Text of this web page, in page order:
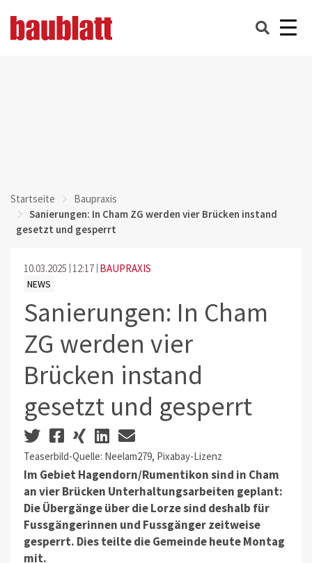
Startseite
Baupraxis
Sanierungen: In Cham ZG werden vier Brücken instand
gesetzt und gesperrt
10.03.2025 12:17 BAUPRAXIS
NEWS
Sanierungen: In Cham
ZG werden vier
Brücken instand
gesetzt und gesperrt
Teaserbild-Quelle: Neelam279, Pixabay-Lizenz
Im Gebiet Hagendorn/Rumentikon sind in Cham
an vier Brücken Unterhaltungsarbeiten geplant:
Die Übergänge über die Lorze sind deshalb für
Fussgängerinnen und Fussgänger zeitweise
gesperrt. Dies teilte die Gemeinde heute Montag
mit.